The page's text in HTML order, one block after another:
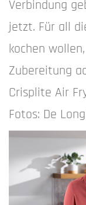
Verbindung
jetzt. Für all
kochen
Zubereitung
Crisplite Air
Fotos: De